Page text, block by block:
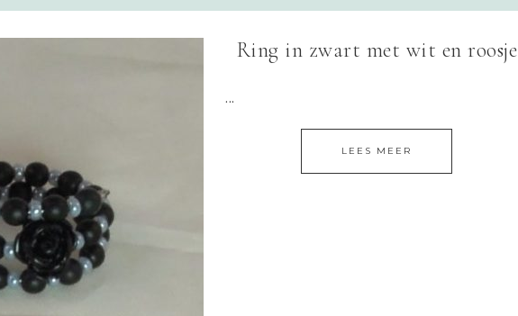
Ring in zwart met wit en roosje
...
LEES MEER